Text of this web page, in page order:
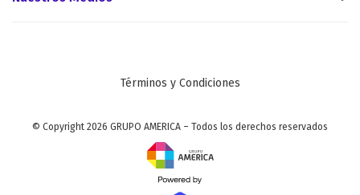
Términos y Condiciones
© Copyright 2026 GRUPO AMERICA – Todos los derechos reservados